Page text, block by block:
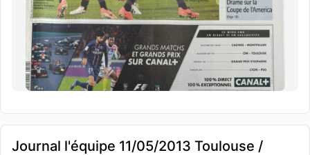
Journal l'équipe 11/05/2013 Toulouse /